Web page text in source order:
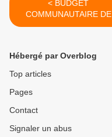
< BUDGET
COMMUNAUTAIRE DE
RESISTANCE
Hébergé par Overblog
Top articles
Pages
Contact
Signaler un abus